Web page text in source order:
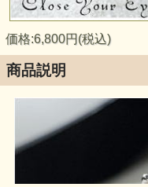
価格:6,800円(税込)
商品説明